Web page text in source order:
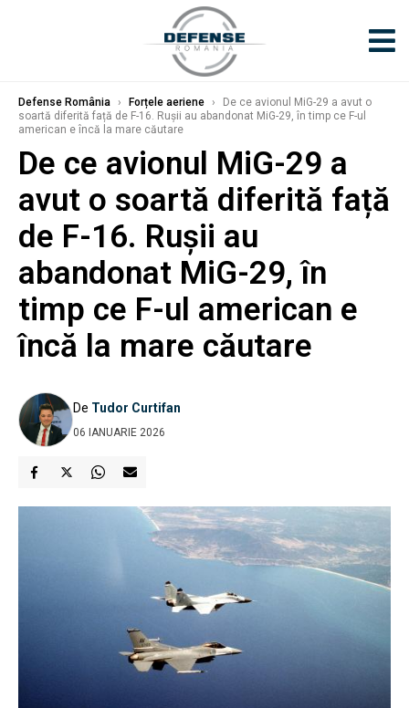
Defense România › Forțele aeriene ›
De ce avionul MiG-29 a avut o
soartă diferită față de F-16. Rușii au abandonat MiG-29, în timp ce F-ul
american e încă la mare căutare
De ce avionul MiG-29 a
avut o soartă diferită față
de F-16. Rușii au
abandonat MiG-29, în
timp ce F-ul american e
încă la mare căutare
De Tudor Curtifan
06 IANUARIE 2026